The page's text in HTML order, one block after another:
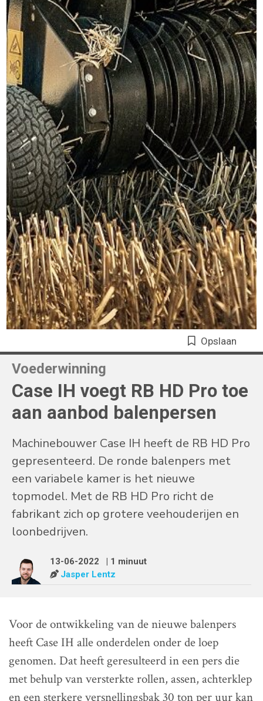
Opslaan
Voederwinning
Case IH voegt RB HD Pro toe
aan aanbod balenpersen
Machinebouwer Case IH heeft de RB HD Pro
gepresenteerd. De ronde balenpers met
een variabele kamer is het nieuwe
topmodel. Met de RB HD Pro richt de
fabrikant zich op grotere veehouderijen en
loonbedrijven.
13-06-2022
| 1 minuut
Jasper Lentz
Voor de ontwikkeling van de nieuwe balenpers
heeft Case IH alle onderdelen onder de loep
genomen. Dat heeft geresulteerd in een pers die
met behulp van versterkte rollen, assen, achterklep
en een sterkere versnellingsbak 30 ton per uur kan